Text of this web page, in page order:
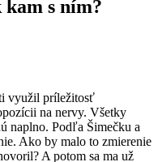
s ním?
využil príležitosť
na nervy. Všetky
naplno. Podľa Šimečku a
Ako by malo to zmierenie
A potom sa ma už